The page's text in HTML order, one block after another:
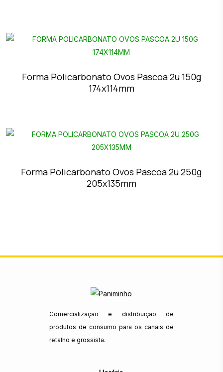
Forma Policarbonato Ovos Pascoa 2u 150g
174x114mm
Forma Policarbonato Ovos Pascoa 2u 250g
205x135mm
Comercialização e distribuição de
produtos de consumo para os canais de
retalho e grossista.